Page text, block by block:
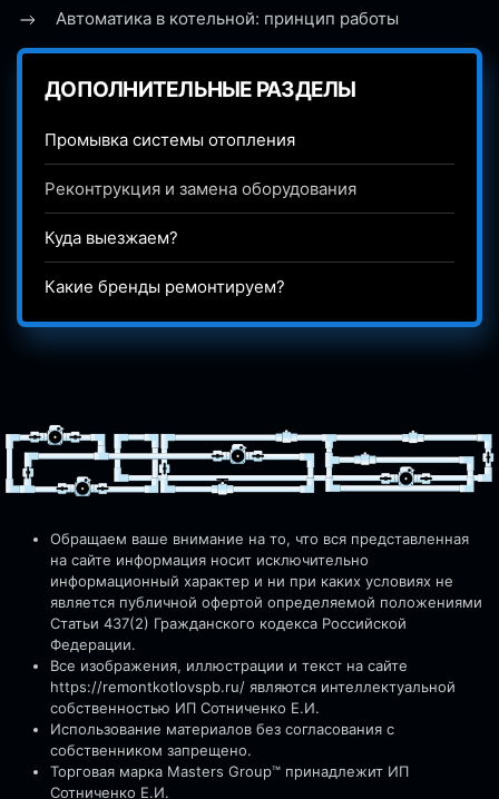
Автоматика в котельной: принцип работы
ДОПОЛНИТЕЛЬНЫЕ РАЗДЕЛЫ
Промывка системы отопления
Реконтрукция и замена оборудования
Куда выезжаем?
Какие бренды ремонтируем?
Обращаем ваше внимание на то, что вся представленная
на сайте информация носит исключительно
информационный характер и ни при каких условиях не
является публичной офертой определяемой положениями
Статьи 437(2) Гражданского кодекса Российской
Федерации.
Все изображения, иллюстрации и текст на сайте
https://remontkotlovspb.ru/ являются интеллектуальной
собственностью ИП Сотниченко Е.И.
Использование материалов без согласования с
собственником запрещено.
Торговая марка Masters Group™ принадлежит ИП
Сотниченко Е.И.